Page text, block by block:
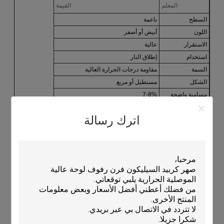
اترك رسالة
المعلم
القيمة
السطح
ناعمة
اللون
أبيض أو أصفر
الاستقرار
عالية
استخدام
إطلاق النار
السمة
مقاومة درجات الحرارة العالية
الشكل
مستطيل أو مربع
مسامية واضحة
7-8%
الكثافة
التطبيقات:
تم تصميم KAMTAI KTXB Kiln Tray خصيصًا لتوفير استقرار عال ،
corundum mullite sagger ، وغيرها من التطبيقات الصناعية.هذا